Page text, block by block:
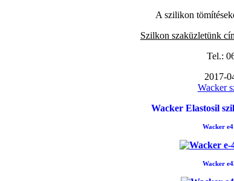
A szilikon
Szilkon szaküzletünk
Tel.:
2017-
Wacker
Wacker Elastosil
Wacker
Wacker